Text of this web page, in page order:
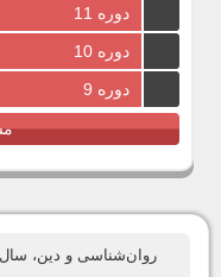
دوره 11
دوره 10
دوره 9